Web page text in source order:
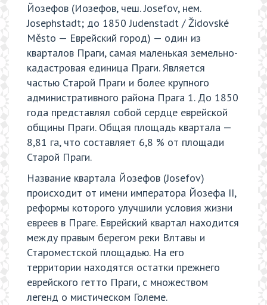
Йозефов (Иозефов, чеш. Josefov, нем.
Josephstadt; до 1850 Judenstadt / Židovské
Město — Еврейский город) — один из
кварталов Праги, самая маленькая земельно-
кадастровая единица Праги. Является
частью Старой Праги и более крупного
административного района Прага 1. До 1850
года представлял собой сердце еврейской
общины Праги. Общая площадь квартала —
8,81 га, что составляет 6,8 % от площади
Старой Праги.
Название квартала Йозефов (Josefov)
происходит от имени императора Йозефа II,
реформы которого улучшили условия жизни
евреев в Праге. Еврейский квартал находится
между правым берегом реки Влтавы и
Староместской площадью. На его
территории находятся остатки прежнего
еврейского гетто Праги, с множеством
легенд о мистическом Големе.